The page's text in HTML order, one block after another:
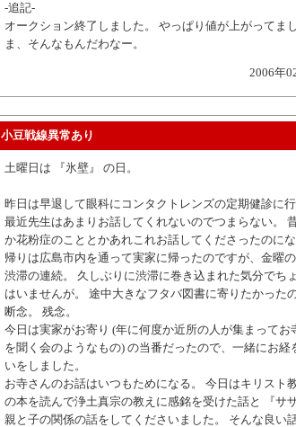
-追記-
オークション終了しました。 やっぱり値が上がってまし
ま、そんなもんだわなー。
2006年
小豆戦線異常あり
土曜日は 『氷壁』 の日。
昨日は早退して眼科にコンタクトレンズの定期健診に行
最近先生はあまりお話してくれないのでつまらない。
か花粉症のこととかあれこれお話してくださったのにな
帰りは広島市内を通って実家に帰ったのですが、金曜
渋滞の連続。 久しぶりに渋滞に巻き込まれた気分でち
はいませんが。 途中大きなフタバ図書に寄りたかった
断念。 残念。
今日は実家がお寄り (年に何度か近所の人が集まってお
を聞く会のようなもの) の当番だったので、一緒にお
いをしました。
お寺さんのお話はいつもためになる。 今日はキリスト
の本を読んで浄土真宗の教えに感銘を受けた話と 『サ
親と子の関係の話をしてくださいました。 そんな良い